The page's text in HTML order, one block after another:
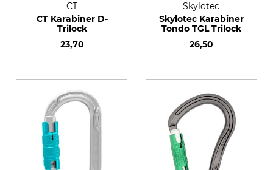
CT
CT Karabiner D-
Trilock
23,70
Skylotec
Skylotec Karabiner
Tondo TGL Trilock
26,50